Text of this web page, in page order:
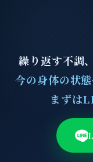
繰り返す不調
今の身体の状
まずは